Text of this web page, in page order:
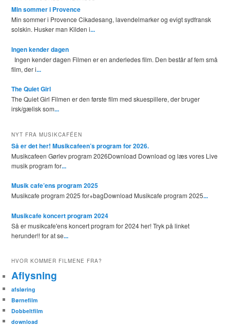
Min sommer i Provence
Min sommer i Provence Cikadesang, lavendelmarker og evigt sydfransk
solskin. Husker man Kilden i...
Ingen kender dagen
Ingen kender dagen Filmen er en anderledes film. Den består af fem små
film, der i...
The Quiet Girl
The Quiet Girl Filmen er den første film med skuespillere, der bruger
irsk/gælisk som...
NYT FRA MUSIKCAFÉEN
Så er det her! Musikcafeen’s program for 2026.
Musikcafeen Gørlev program 2026Download Download og læs vores Live
musik program for...
Musik cafe’ens program 2025
Musikcafe program 2025 for+bagDownload Musikcafe program 2025...
Musikcafe koncert program 2024
Så er musikcafe'ens koncert program for 2024 her! Tryk på linket
herunder!! for at se...
HVOR KOMMER FILMENE FRA?
Aflysning
afsløring
Børnefilm
Dobbeltfilm
download